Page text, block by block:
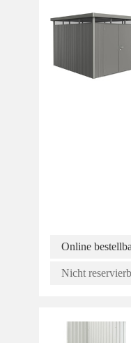
Online
Nicht